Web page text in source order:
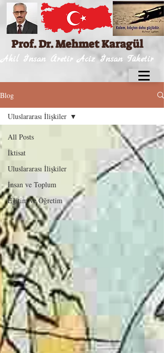
Prof. Dr. Mehmet Karagül
Akil İnsan Üretir Aciz İnsan Tüketir
Blog
All Posts
İktisat
Uluslararası İlişkiler
İnsan ve Toplum
Eğitim ve Öğretim
Uluslararası İlişkiler